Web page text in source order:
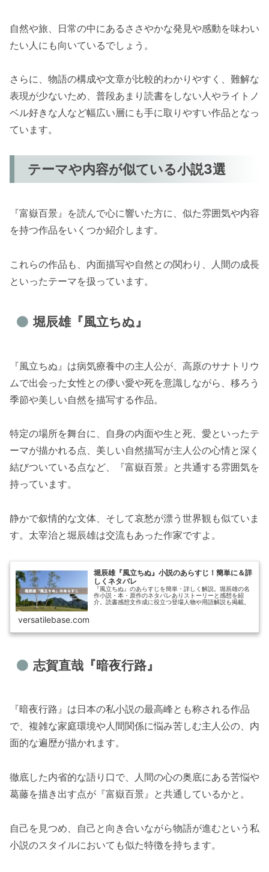
自然や旅、日常の中にあるささやかな発見や感動を味わい
たい人にも向いているでしょう。
さらに、物語の構成や文章が比較的わかりやすく、難解な
表現が少ないため、普段あまり読書をしない人やライトノ
ベル好きな人など幅広い層にも手に取りやすい作品となっ
ています。
テーマや内容が似ている小説3選
『富嶽百景』を読んで心に響いた方に、似た雰囲気や内容
を持つ作品をいくつか紹介します。
これらの作品も、内面描写や自然との関わり、人間の成長
といったテーマを扱っています。
堀辰雄『風立ちぬ』
『風立ちぬ』は病気療養中の主人公が、高原のサナトリウ
ムで出会った女性との儚い愛や死を意識しながら、移ろう
季節や美しい自然を描写する作品。
特定の場所を舞台に、自身の内面や生と死、愛といったテ
ーマが描かれる点、美しい自然描写が主人公の心情と深く
結びついている点など、『富嶽百景』と共通する雰囲気を
持っています。
静かで叙情的な文体、そして哀愁が漂う世界観も似ていま
す。太宰治と堀辰雄は交流もあった作家ですよ。
堀辰雄『風立ちぬ』小説のあらすじ！簡単に＆詳
しくネタバレ
『風立ちぬ』のあらすじを簡単・詳しく解説。堀辰雄の名
作小説・本・原作のネタバレありストーリーと感想を紹
介。読書感想文作成に役立つ登場人物や用語解説も掲載。
versatilebase.com
志賀直哉『暗夜行路』
『暗夜行路』は日本の私小説の最高峰とも称される作品
で、複雑な家庭環境や人間関係に悩み苦しむ主人公の、内
面的な遍歴が描かれます。
徹底した内省的な語り口で、人間の心の奥底にある苦悩や
葛藤を描き出す点が『富嶽百景』と共通しているかと。
自己を見つめ、自己と向き合いながら物語が進むという私
小説のスタイルにおいても似た特徴を持ちます。